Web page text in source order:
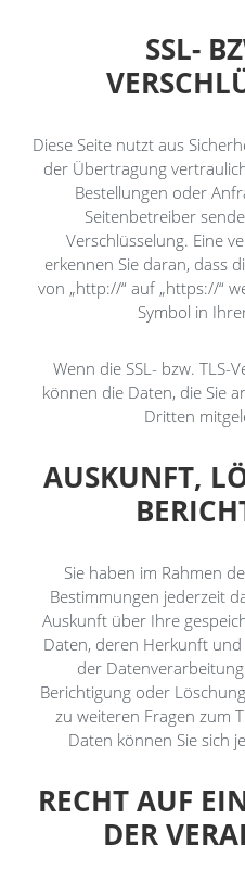
SSL-
Diese Seite nutzt aus
der Übertragung
Bestellungen oder
Seitenbetreiber
Verschlüsselung. Eine
erkennen Sie daran, dass
von „http://“ auf „https://“
Symbol in
Wenn die SSL- bzw. TLS-
können die Daten, die Sie
Dritten
AUSKUNFT,
Sie haben im Rahmen
Bestimmungen jederzeit
Auskunft über Ihre
Daten, deren Herkunft
der
Berichtigung oder
zu weiteren Fragen zum
Daten können Sie sich
RECHT AUF
DER